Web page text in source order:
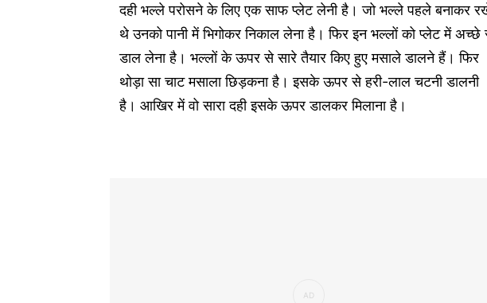
दही भल्ले परोसने के लिए एक साफ प्लेट लेनी है। जो भल्ले पहले बनाकर
थे उनको पानी में भिगोकर निकाल लेना है। फिर इन भल्लों को प्लेट में अच्छे
डाल लेना है। भल्लों के ऊपर से सारे तैयार किए हुए मसाले डालने हैं। फिर
थोड़ा सा चाट मसाला छिड़कना है। इसके ऊपर से हरी-लाल चटनी डालनी
है। आखिर में वो सारा दही इसके ऊपर डालकर मिलाना है।